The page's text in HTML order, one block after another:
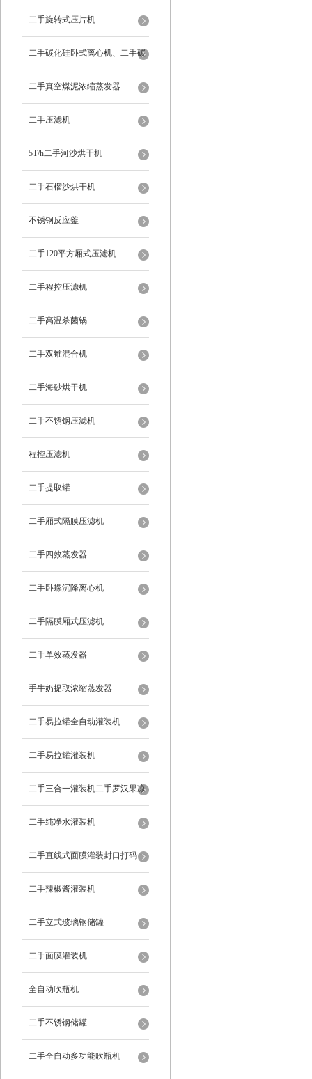
二手旋转式压片机
二手碳化硅卧式离心机、二手碳
化硅分级机、二手碳化硅水洗离
心机
二手真空煤泥浓缩蒸发器
二手压滤机
5T/h二手河沙烘干机
二手石榴沙烘干机
不锈钢反应釜
二手120平方厢式压滤机
二手程控压滤机
二手高温杀菌锅
二手双锥混合机
二手海砂烘干机
二手不锈钢压滤机
程控压滤机
二手提取罐
二手厢式隔膜压滤机
二手四效蒸发器
二手卧螺沉降离心机
二手隔膜厢式压滤机
二手单效蒸发器
手牛奶提取浓缩蒸发器
二手易拉罐全自动灌装机
二手易拉罐灌装机
二手三合一灌装机二手罗汉果凉
茶灌装机
二手纯净水灌装机
二手直线式面膜灌装封口打码一
体机
二手辣椒酱灌装机
二手立式玻璃钢储罐
二手面膜灌装机
全自动吹瓶机
二手不锈钢储罐
二手全自动多功能吹瓶机